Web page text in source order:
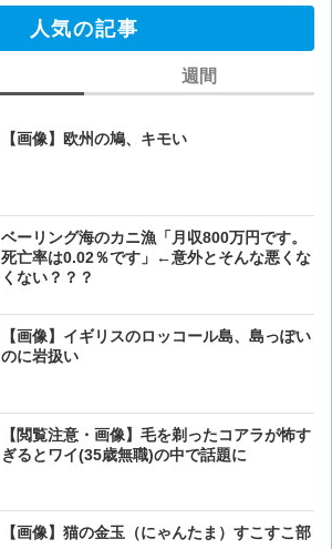
人気の記事
【画像】欧州の鳩、キモい
ベーリング海のカニ漁「月収800万円です。
死亡率は0.02％です」←意外とそんな悪くな
くない？？？
【画像】イギリスのロッコール島、島っぽい
のに岩扱い
【閲覧注意・画像】毛を剃ったコアラが怖す
ぎるとワイ(35歳無職)の中で話題に
【画像】猫の金玉（にゃんたま）すこすこ部
週間
【閲覧注意・画像】毛を剃
【画像】欧州の鳩、キモい
【画像】イギリスのロッコ
犬って普段何考えてるの？
【動画】虎さん、飼い慣ら